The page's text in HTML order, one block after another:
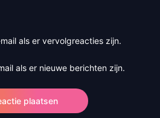
als er vervolgreacties zijn.
als er nieuwe berichten zijn.